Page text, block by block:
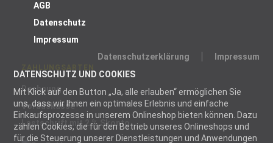
Datenschutzerklärung
Impressum
DATENSCHUTZ UND COOKIES
Mit Klick auf den Button „Ja, alle erlauben“ ermöglichen Sie
uns, dass wir Ihnen ein optimales Erlebnis und einfache
Einkaufsprozesse in unserem Onlineshop bieten können. Dazu
zählen Cookies, die für den Betrieb unseres Onlineshops und
für die Steuerung unserer Dienstleistungen und Anwendungen
AGB
Datenschutz
Impressum
Rechnung
Vorauskasse
Lastschrift mit 2 % Skonto